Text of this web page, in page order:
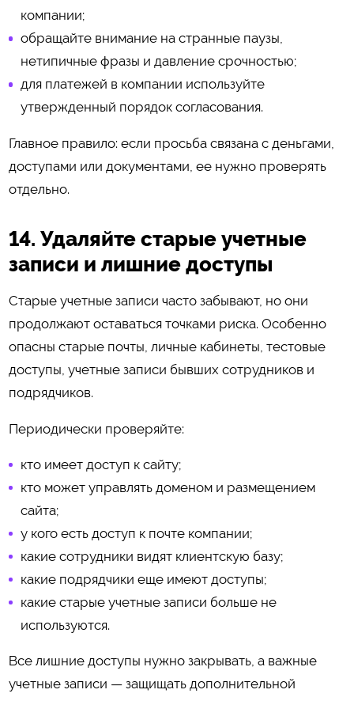
компании;
обращайте внимание на странные паузы,
нетипичные фразы и давление срочностью;
для платежей в компании используйте
утвержденный порядок согласования.
Главное правило: если просьба связана с деньгами,
доступами или документами, ее нужно проверять
отдельно.
14. Удаляйте старые учетные
записи и лишние доступы
Старые учетные записи часто забывают, но они
продолжают оставаться точками риска. Особенно
опасны старые почты, личные кабинеты, тестовые
доступы, учетные записи бывших сотрудников и
подрядчиков.
Периодически проверяйте:
кто имеет доступ к сайту;
кто может управлять доменом и размещением
сайта;
у кого есть доступ к почте компании;
какие сотрудники видят клиентскую базу;
какие подрядчики еще имеют доступы;
какие старые учетные записи больше не
используются.
Все лишние доступы нужно закрывать, а важные
учетные записи — защищать дополнительной